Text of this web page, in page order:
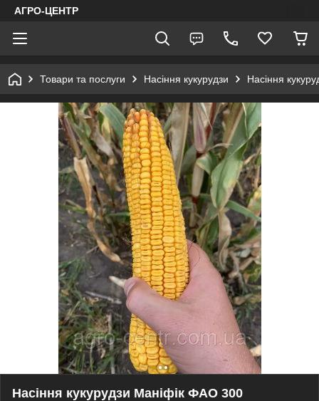
АГРО-ЦЕНТР
Товари та послуги Насіння кукурудзи Насіння
Насіння кукурудзи Маніфік ФАО 300